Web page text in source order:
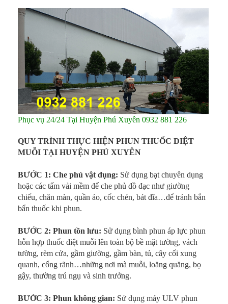
Phục vụ 24/24 Tại Huyện Phú Xuyên 0932 881 226
QUY TRÌNH THỰC HIỆN PHUN THUỐC DIỆT
MUỖI TẠI HUYỆN PHÚ XUYÊN
BƯỚC 1: Che phủ vật dụng: Sử dụng bạt chuyên dụng
hoặc các tấm vải mềm để che phủ đồ đạc như giường
chiếu, chăn màn, quần áo, cốc chén, bát đĩa…để tránh bắn
bẩn thuốc khi phun.
BƯỚC 2: Phun tồn lưu: Sử dụng bình phun áp lực phun
hỗn hợp thuốc diệt muỗi lên toàn bộ bề mặt tường, vách
tường, rèm cửa, gầm giường, gầm bàn, tủ, cây cối xung
quanh, cống rãnh…những nơi mà muỗi, loăng quăng, bọ
gậy, thường trú ngụ và sinh trưởng.
BƯỚC 3: Phun không gian: Sử dụng máy ULV phun